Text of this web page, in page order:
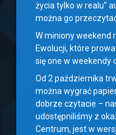
życia tylko w realu”
można go
W miniony weekend
Ewolucji, które
się one w weekendy
Od 2 października
można wygrać
dobrze czytacie –
udostępniliśmy z
Centrum, jest w